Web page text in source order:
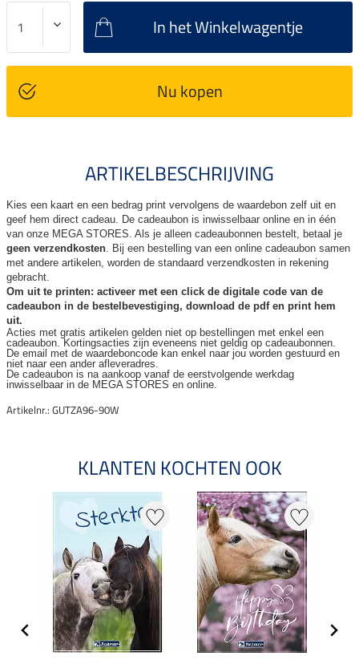
In het Winkelwagentje
Nu kopen
ARTIKELBESCHRIJVING
Kies een kaart en een bedrag print vervolgens de waardebon zelf uit en
geef hem direct cadeau. De cadeaubon is inwisselbaar online en in één
van onze MEGA STORES. Als je alleen cadeaubonnen bestelt, betaal je
geen verzendkosten. Bij een bestelling van een online cadeaubon samen
met andere artikelen, worden de standaard verzendkosten in rekening
gebracht.
Om uit te printen: activeer met een click de digitale code van de
cadeaubon in de bestelbevestiging, download de pdf en print hem
uit.
Acties met gratis artikelen gelden niet op bestellingen met enkel een
cadeaubon. Kortingsacties zijn eveneens niet geldig op cadeaubonnen.
De email met de waardeboncode kan enkel naar jou worden gestuurd en
niet naar een ander afleveradres.
De cadeaubon is na aankoop vanaf de eerstvolgende werkdag
inwisselbaar in de MEGA STORES en online.
Artikelnr.: GUTZA96-90W
KLANTEN KOCHTEN OOK